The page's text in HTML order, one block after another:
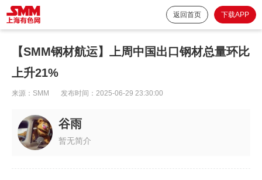
返回首页 下载APP
【SMM钢材航运】上周中国出口钢材总量环比
上升21%
来源： SMM 发布时间： 2025-06-29 23:30:00
谷雨
暂无简介